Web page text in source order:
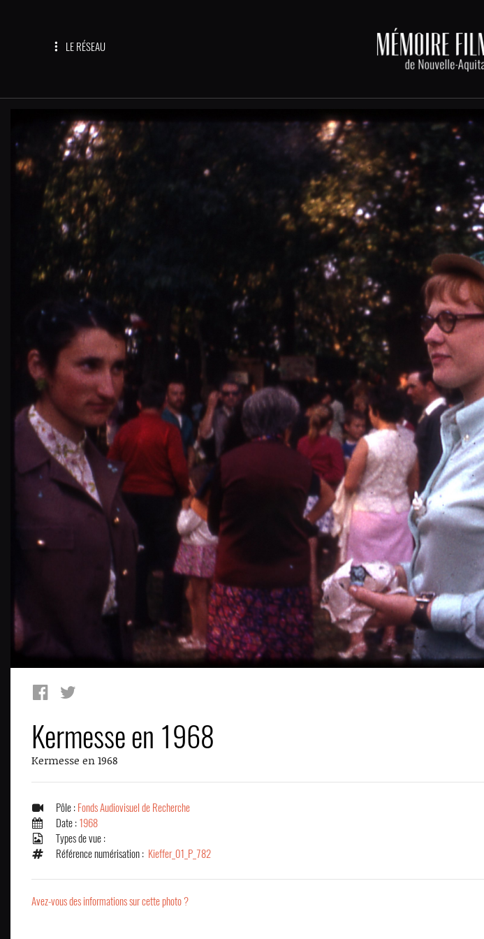
LE RÉSEAU
Kermesse en 1968
Kermesse en 1968
Pôle : Fonds Audiovisuel de Recherche
Date : 1968
Types de vue :
Référence numérisation : Kieffer_01_P_782
Avez-vous des informations sur cette photo ?